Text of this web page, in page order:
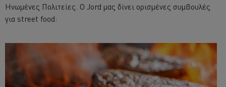
Ηνωμένες Πολιτείες. Ο Jord μας δίνει ορισμένες συμβουλές
για street food: